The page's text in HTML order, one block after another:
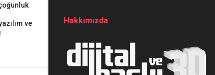
ve
Hakkımızda